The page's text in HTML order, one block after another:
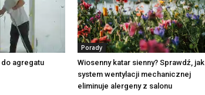
agregatu
Porady
Wiosenny katar sienny? Sprawdź, jak
system wentylacji mechanicznej
eliminuje alergeny z salonu